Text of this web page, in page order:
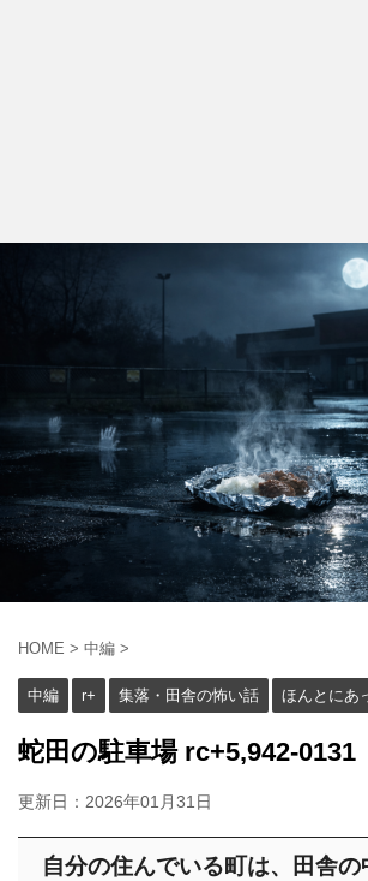
HOME > 中編 >
中編 r+ 集落・田舎の怖い話 ほんとにあ
蛇田の駐車場 rc+5,942-0131
更新日： 2026年01月31日
自分の住んでいる町は、田舎の